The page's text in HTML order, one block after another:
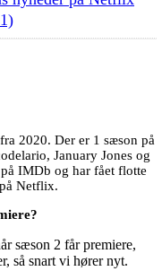
2020. Der er 1 sæson på
January Jones og
IMDb og har fået flotte
Netflix.
sæson 2 får premiere,
så snart vi hører nyt.